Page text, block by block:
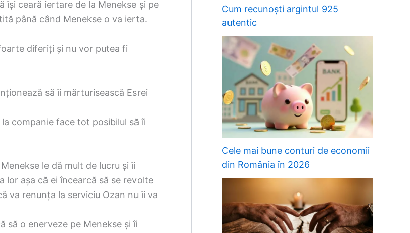
își ceară iertare de la Menekse și pe
până când Menekse o va ierta.
diferiți și nu vor putea fi
să îi mărturisească Esrei
companie face tot posibilul să îi
le dă mult de lucru și îi
lor așa că ei încearcă să se revolte
va renunța la serviciu Ozan nu îi va
să o enerveze pe Menekse și îi
Cum recunoști argintul 925
autentic
Cele mai bune conturi de economii
din România în 2026